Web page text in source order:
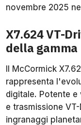
novembre 2025
X7.624 VT-
della gamma
Il McCormick
rappresenta
digitale. Potente e
e trasmissione
ingranaggi